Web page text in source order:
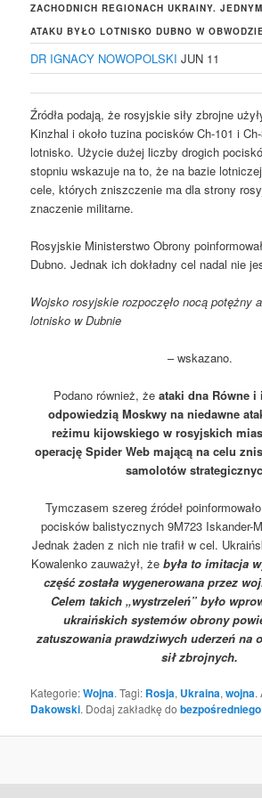
ZACHODNICH REGIONACH UKRAINY.
ATAKU BYŁO LOTNISKO DUBNO W
DR IGNACY NOWOPOLSKI JUN 11
Źródła podają, że rosyjskie siły zbrojne
Kinzhal i około tuzina pocisków Ch-101 i
lotnisko. Użycie dużej liczby drogich
stopniu wskazuje na to, że na bazie
cele, których zniszczenie ma dla strony
znaczenie militarne.
Rosyjskie Ministerstwo Obrony
Dubno. Jednak ich dokładny cel nadal nie
Wojsko rosyjskie rozpoczęło nocą potężny
lotnisko w Dubnie
– wskazano.
Podano również, że ataki dna Równe
odpowiedzią Moskwy na niedawne
reżimu kijowskiego w rosyjskich
operację Spider Web mającą na celu
samolotów
Tymczasem szereg źródeł
pocisków balistycznych 9M723 Iskander-
Jednak żaden z nich nie trafił w cel.
Kowalenko zauważył, że była to imitacja
część została wygenerowana przez
Celem takich „wystrzeleń” było
ukraińskich systemów obrony
zatuszowania prawdziwych uderzeń na
sił zbrojnych.
Kategorie:Wojna. Tagi: Rosja, Ukraina,wojna.
Dakowski. Dodaj zakładkę do